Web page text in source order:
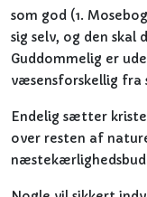
som god (1.
sig selv, og den skal
Guddommelig er
væsensforskellig fra
Endelig sætter
over resten af